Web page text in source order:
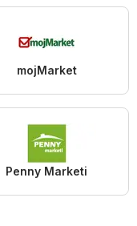
mojMarket
Penny Marketi